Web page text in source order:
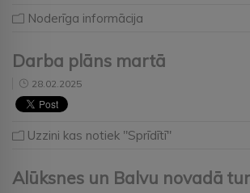
Noderīga informācija
Darba plāns martā
28.02.2025
Uzzini kas notiek "Sprīdītī"
Alūksnes un Balvu novadā